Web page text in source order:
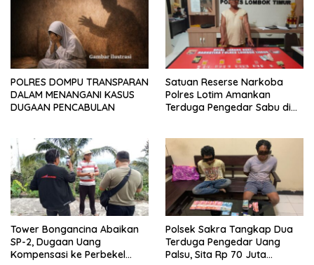
POLRES DOMPU TRANSPARAN
DALAM MENANGANI KASUS
DUGAAN PENCABULAN
Satuan Reserse Narkoba
Polres Lotim Amankan
Terduga Pengedar Sabu di
Tower Bongancina Abaikan
SP-2, Dugaan Uang
Kompensasi ke Perbekel
Polsek Sakra Tangkap Dua
Terduga Pengedar Uang
Palsu, Sita Rp 70 Juta